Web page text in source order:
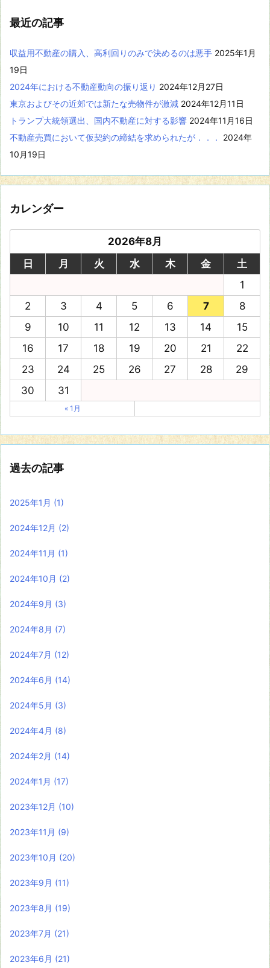
示
最近の記事
収益用不動産の購入、高利回りのみで決めるのは悪手 2025年1月
19日
2024年における不動産動向の振り返り 2024年12月27日
東京およびその近郊では新たな売物件が激減 2024年12月11日
トランプ大統領選出、国内不動産に対する影響 2024年11月16日
不動産売買において仮契約の締結を求められたが．．．
2024年
10月19日
カレンダー
2026年8月
日
月 火 水 木 金
土
1
2
3 4 5 6 7
8
9
10 11 12 13 14
15
16
17 18 19 20 21
22
23
24 25 26 27 28
29
30
31
« 1月
過去の記事
2025年1月 (1)
2024年12月 (2)
2024年11月 (1)
2024年10月 (2)
2024年9月 (3)
2024年8月 (7)
2024年7月 (12)
2024年6月 (14)
2024年5月 (3)
2024年4月 (8)
2024年2月 (14)
2024年1月 (17)
2023年12月 (10)
2023年11月 (9)
2023年10月 (20)
2023年9月 (11)
2023年8月 (19)
2023年7月 (21)
2023年6月 (21)